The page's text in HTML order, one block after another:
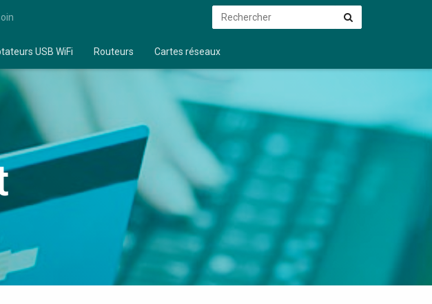
Rechercher Rechercher
USB WiFi Routeurs Cartes réseaux